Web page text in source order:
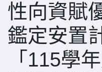
性向資賦
鑑定安置
「115學